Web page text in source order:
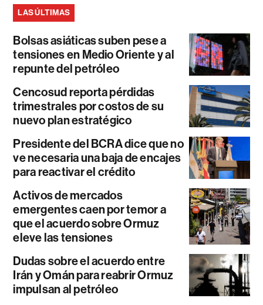
LAS ÚLTIMAS
Bolsas asiáticas suben pese a
tensiones en Medio Oriente y al
repunte del petróleo
Cencosud reporta pérdidas
trimestrales por costos de su
nuevo plan estratégico
Presidente del BCRA dice que no
ve necesaria una baja de encajes
para reactivar el crédito
Activos de mercados
emergentes caen por temor a
que el acuerdo sobre Ormuz
eleve las tensiones
Dudas sobre el acuerdo entre
Irán y Omán para reabrir Ormuz
impulsan al petróleo